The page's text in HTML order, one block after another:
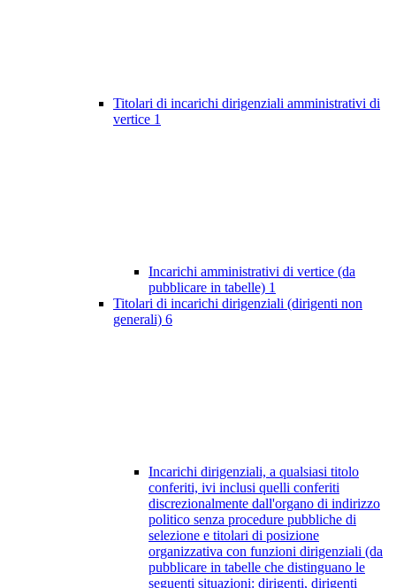
Titolari di incarichi dirigenziali amministrativi di
vertice 1
Incarichi amministrativi di vertice (da
pubblicare in tabelle) 1
Titolari di incarichi dirigenziali (dirigenti non
generali) 6
Incarichi dirigenziali, a qualsiasi titolo
conferiti, ivi inclusi quelli conferiti
discrezionalmente dall'organo di indirizzo
politico senza procedure pubbliche di
selezione e titolari di posizione
organizzativa con funzioni dirigenziali (da
pubblicare in tabelle che distinguano le
seguenti situazioni: dirigenti, dirigenti